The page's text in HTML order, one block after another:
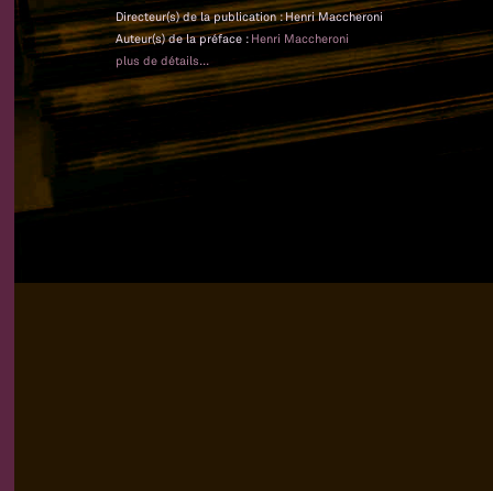
Directeur(s) de la publication : Henri Maccheroni
Auteur(s) de la préface : Henri Maccheroni
plus de détails...